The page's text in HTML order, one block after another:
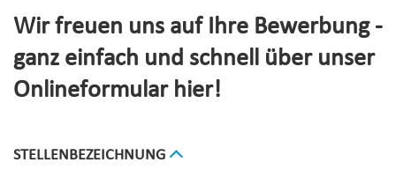
Wir freuen uns auf Ihre Bewerbung -
ganz einfach und schnell über unser
Onlineformular hier!
STELLENBEZEICHNUNG